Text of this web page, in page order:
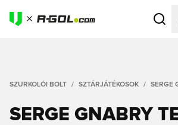
SZURKOLÓI BOLT SZTÁRJÁTÉKOSOK SERGE
SERGE GNABRY